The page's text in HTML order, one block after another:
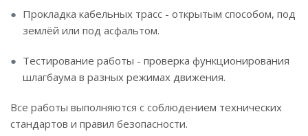
Прокладка кабельных трасс - открытым способом, под
землёй или под асфальтом.
Тестирование работы - проверка функционирования
шлагбаума в разных режимах движения.
Все работы выполняются с соблюдением технических
стандартов и правил безопасности.